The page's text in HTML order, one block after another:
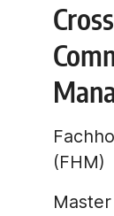
(FHM)
Master